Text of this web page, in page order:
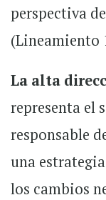
perspectiva
(Lineamiento
La alta
representa el
responsable
una
los cambios